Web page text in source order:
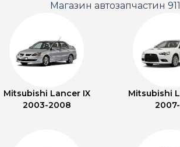
Магазин автозапчастин
Mitsubishi Lancer IX
2003-2008
Mitsubishi
2007-